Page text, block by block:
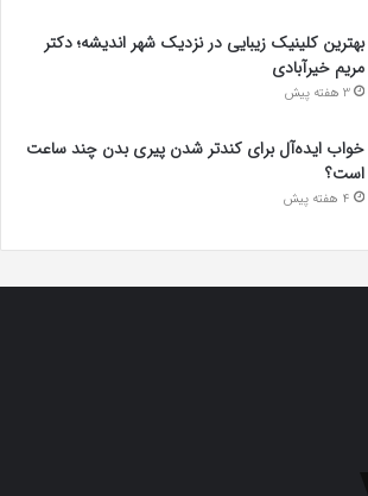
بهترین کلینیک زیبایی در نزدیک شهر اندیشه؛ دکتر
مریم خیرآبادی
3 هفته پیش
خواب ایده‌آل برای کندتر شدن پیری بدن چند ساعت
است؟
4 هفته پیش